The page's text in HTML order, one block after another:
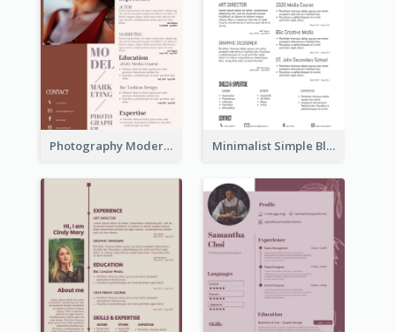
Photography Modern Brown Professional Resume Minimalist Simple Black Resume